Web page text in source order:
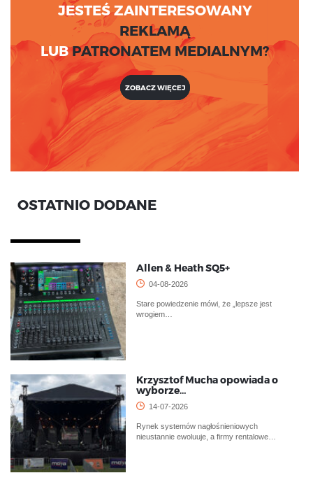
JESTEŚ ZAINTERESOWANY
REKLAMĄ
LUBPATRONATEM MEDIALNYM?
ZOBACZ WIĘCEJ
OSTATNIO DODANE
Allen & Heath SQ5+
04-08-2026
Stare powiedzenie mówi, że „lepsze jest
wrogiem…
Krzysztof Mucha opowiada o
wyborze…
14-07-2026
Rynek systemów nagłośnieniowych
nieustannie ewoluuje, a firmy rentalowe…